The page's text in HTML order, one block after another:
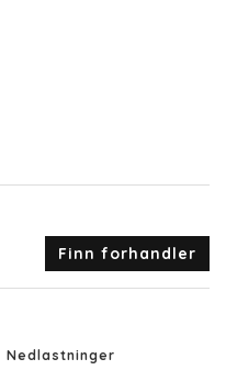
Finn forhandler
Nedlastninger